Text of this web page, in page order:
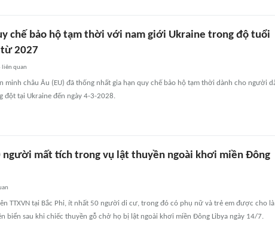
chế bảo hộ tạm thời với nam giới Ukraine trong độ tuổi
từ 2027
liên quan
minh châu Âu (EU) đã thống nhất gia hạn quy chế bảo hộ tạm thời dành cho người
đột tại Ukraine đến ngày 4-3-2028.
người mất tích trong vụ lật thuyền ngoài khơi miền Đông
TTXVN tại Bắc Phi, ít nhất 50 người di cư, trong đó có phụ nữ và trẻ em được cho là
biển sau khi chiếc thuyền gỗ chở họ bị lật ngoài khơi miền Đông Libya ngày 14/7.